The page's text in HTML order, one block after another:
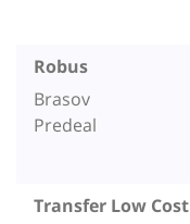
Robus
Brasov
Predeal
Transfer Low Cost